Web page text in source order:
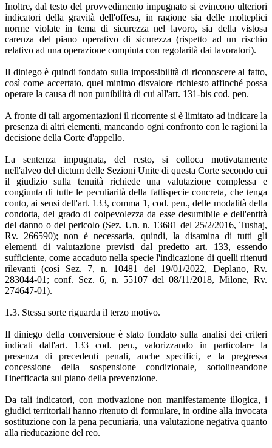
Inoltre, dal testo del provvedimento impugnato si evincono ulteriori
indicatori della gravità dell'offesa, in ragione sia delle molteplici
norme violate in tema di sicurezza nel lavoro, sia della vistosa
carenza del piano operativo di sicurezza (rispetto ad un rischio
relativo ad una operazione compiuta con regolarità dai lavoratori).
Il diniego è quindi fondato sulla impossibilità di riconoscere al fatto,
così come accertato, quel minimo disvalore richiesto affinché possa
operare la causa di non punibilità di cui all'art. 131-bis cod. pen.
A fronte di tali argomentazioni il ricorrente si è limitato ad indicare la
presenza di altri elementi, mancando ogni confronto con le ragioni la
decisione della Corte d'appello.
La sentenza impugnata, del resto, si colloca motivatamente
nell'alveo del dictum delle Sezioni Unite di questa Corte secondo cui
il giudizio sulla tenuità richiede una valutazione complessa e
congiunta di tutte le peculiarità della fattispecie concreta, che tenga
conto, ai sensi dell'art. 133, comma 1, cod. pen., delle modalità della
condotta, del grado di colpevolezza da esse desumibile e dell'entità
del danno o del pericolo (Sez. Un. n. 13681 del 25/2/2016, Tushaj,
Rv. 266590); non è necessaria, quindi, la disamina di tutti gli
elementi di valutazione previsti dal predetto art. 133, essendo
sufficiente, come accaduto nella specie l'indicazione di quelli ritenuti
rilevanti (così Sez. 7, n. 10481 del 19/01/2022, Deplano, Rv.
283044-01; conf. Sez. 6, n. 55107 del 08/11/2018, Milone, Rv.
274647-01).
1.3. Stessa sorte riguarda il terzo motivo.
Il diniego della conversione è stato fondato sulla analisi dei criteri
indicati dall'art. 133 cod. pen., valorizzando in particolare la
presenza di precedenti penali, anche specifici, e la pregressa
concessione della sospensione condizionale, sottolineandone
l'inefficacia sul piano della prevenzione.
Da tali indicatori, con motivazione non manifestamente illogica, i
giudici territoriali hanno ritenuto di formulare, in ordine alla invocata
sostituzione con la pena pecuniaria, una valutazione negativa quanto
alla rieducazione del reo.